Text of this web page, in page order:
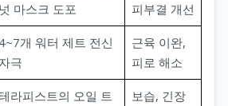
넛 마스크 도포
피부결 개선
4~7개 워터 제트 전신
자극
근육 이완,
피로 해소
라피스트의 오일 트
보습, 긴장